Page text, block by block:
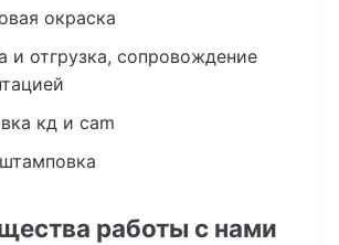
окраска
и отгрузка, сопровождение
кд и cam
работы с нами